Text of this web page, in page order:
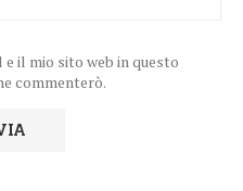
e il mio sito web in questo
commenterò.